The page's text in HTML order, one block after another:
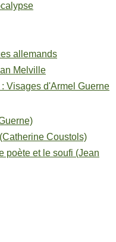
allemands
Melville
Visages d'Armel Guerne
Coustols)
poète et le soufi (Jean